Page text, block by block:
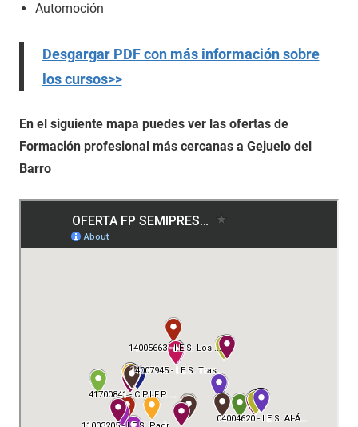
Automoción
Desgargar PDF con más información sobre
los cursos>>
En el siguiente mapa puedes ver las ofertas de
Formación profesional más cercanas a Gejuelo del
Barro